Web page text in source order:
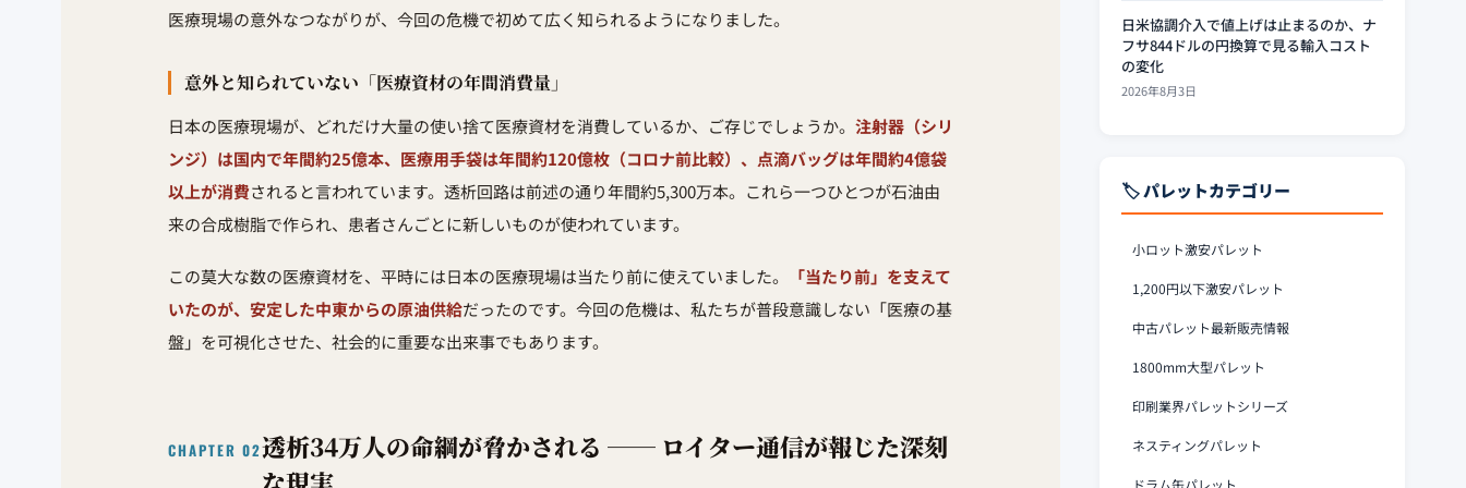
医療現場の意外なつながりが、今回の危機で初めて広く知られるようになりました。
意外と知られていない「医療資材の年間消費量」
日本の医療現場が、どれだけ大量の使い捨て医療資材を消費しているか、ご存じでしょうか。 注射器（シリ
ンジ）は国内で年間約25億本、医療用手袋は年間約120億枚（コロナ前比較）、点滴バッグは年間約4億袋
以上が消費されると言われています。透析回路は前述の通り年間約5,300万本。これら一つひとつが石油由
来の合成樹脂で作られ、患者さんごとに新しいものが使われています。
この莫大な数の医療資材を、平時には日本の医療現場は当たり前に使えていました。
「当たり前」を支えて
いたのが、安定した中東からの原油供給だったのです。今回の危機は、私たちが普段意識しない「医療の基
盤」を可視化させた、社会的に重要な出来事でもあります。
CHAPTER 02透析34万人の命綱が脅かされる ── ロイター通信が報じた深刻
日米協調介入で値上げは止まるのか、ナ
フサ844ドルの円換算で見る輸入コスト
の変化
2026年8月3日
🏷️ パレットカテゴリー
小ロット激安パレット
1,200円以下激安パレット
中古パレット最新販売情報
1800mm大型パレット
印刷業界パレットシリーズ
ネスティングパレット
ドラム缶パレット